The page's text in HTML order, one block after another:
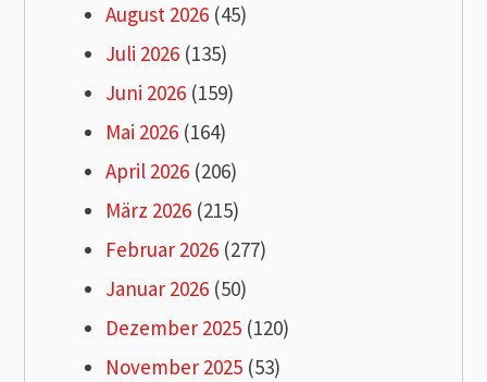
August 2026 (45)
Juli 2026 (135)
Juni 2026 (159)
Mai 2026 (164)
April 2026 (206)
März 2026 (215)
Februar 2026 (277)
Januar 2026 (50)
Dezember 2025 (120)
November 2025 (53)